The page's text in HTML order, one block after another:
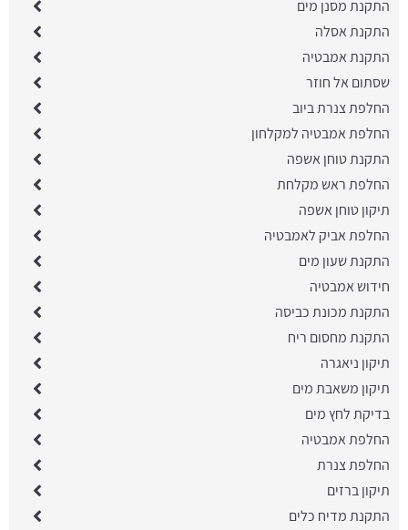
התקנת מסנן מים
התקנת אסלה
התקנת אמבטיה
שסתום אל חוזר
החלפת צנרת ביוב
החלפת אמבטיה למקלחון
התקנת טוחן אשפה
החלפת ראש מקלחת
תיקון טוחן אשפה
החלפת אביק לאמבטיה
התקנת שעון מים
חידוש אמבטיה
התקנת מכונת כביסה
התקנת מחסום ריח
תיקון ניאגרה
תיקון משאבת מים
בדיקת לחץ מים
החלפת אמבטיה
החלפת צנרת
תיקון ברזים
התקנת מדיח כלים